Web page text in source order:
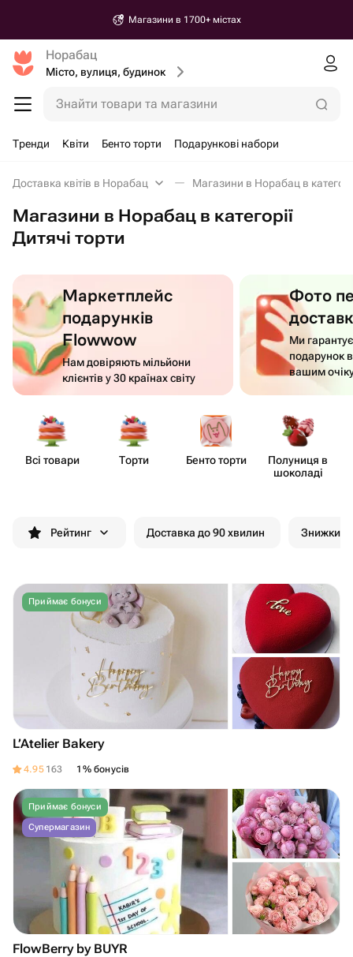
Магазини в 1700+ містах
Норабац
Місто, вулиця, будинок
Знайти товари та магазини
Тренди Квіти Бенто торти Подарункові набори
Доставка квітів в Норабац Магазини в Норабац в
Магазини в Норабац в категорії
Дитячі торти
Маркетплейс
подарунків
Flowwow
Нам довіряють мільйони
клієнтів у 30 країнах світу
Фото
Ми
подарунок
вашим
Всі товари Торти Бенто торти
Полуниця в
шоколаді
Рейтинг Доставка до 90 хвилин Знижки
Приймає бонуси
L’Atelier Bakery
4.95 163 1% бонусів
Приймає бонуси
Супермагазин
FlowBerry by BUYR